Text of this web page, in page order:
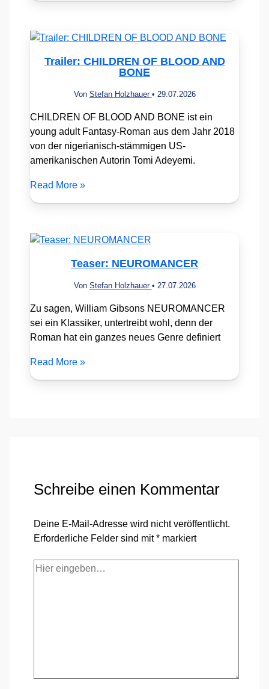
Trailer: CHILDREN OF BLOOD AND
BONE
Von Stefan Holzhauer • 29.07.2026
CHILDREN OF BLOOD AND BONE ist ein
young adult Fantasy-Roman aus dem Jahr 2018
von der nigerianisch-stämmigen US-
amerikanischen Autorin Tomi Adeyemi.
Read More »
Teaser: NEUROMANCER
Von Stefan Holzhauer • 27.07.2026
Zu sagen, William Gibsons NEUROMANCER
sei ein Klassiker, untertreibt wohl, denn der
Roman hat ein ganzes neues Genre definiert
Read More »
Schreibe einen Kommentar
Deine E-Mail-Adresse wird nicht veröffentlicht.
Erforderliche Felder sind mit* markiert
Hier